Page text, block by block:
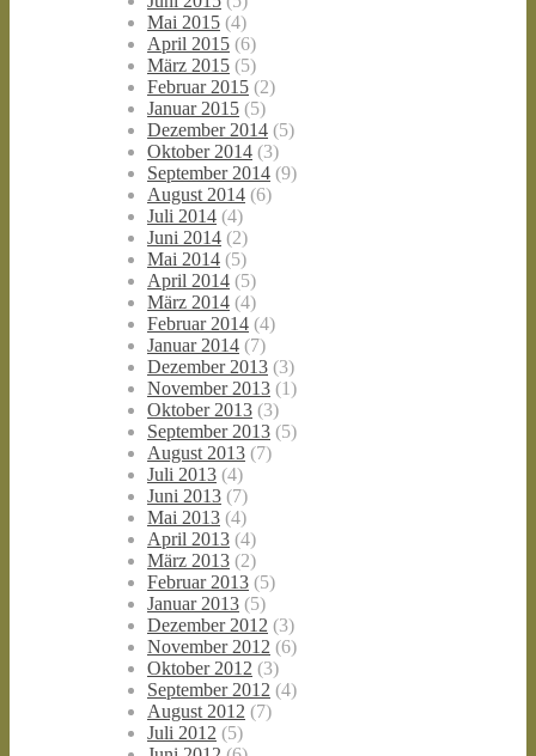
Mai 2015 (4)
April 2015 (6)
März 2015 (5)
Februar 2015 (2)
Januar 2015 (5)
Dezember 2014 (5)
Oktober 2014 (3)
September 2014 (9)
August 2014 (6)
Juli 2014 (4)
Juni 2014 (2)
Mai 2014 (5)
April 2014 (5)
März 2014 (4)
Februar 2014 (4)
Januar 2014 (7)
Dezember 2013 (3)
November 2013 (1)
Oktober 2013 (3)
September 2013 (5)
August 2013 (7)
Juli 2013 (4)
Juni 2013 (7)
Mai 2013 (4)
April 2013 (4)
März 2013 (2)
Februar 2013 (5)
Januar 2013 (5)
Dezember 2012 (3)
November 2012 (6)
Oktober 2012 (3)
September 2012 (4)
August 2012 (7)
Juli 2012 (5)